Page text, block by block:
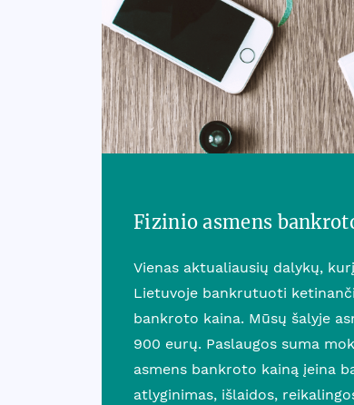
Fizinio asmens
Vienas aktualiausių dalykų,
Lietuvoje bankrutuoti
bankroto kaina. Mūsų šalyje
900 eurų. Paslaugos suma
asmens bankroto kainą įeina
atlyginimas, išlaidos,